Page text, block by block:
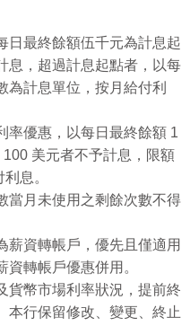
日最終餘額伍千元為計息起
息，超過計息起點者，以每
為計息單位，按月給付利
率優惠，以每日最終餘額 1
美元者不予計息，限額
息。
當月未使用之剩餘次數不得
薪資轉帳戶，優先且僅適用
轉帳戶優惠併用。
貨幣市場利率狀況，提前終
本行保留修改、變更、終止